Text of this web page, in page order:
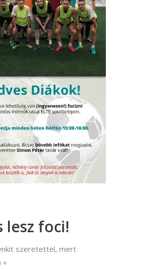
lesz foci!
szeretettel, mert